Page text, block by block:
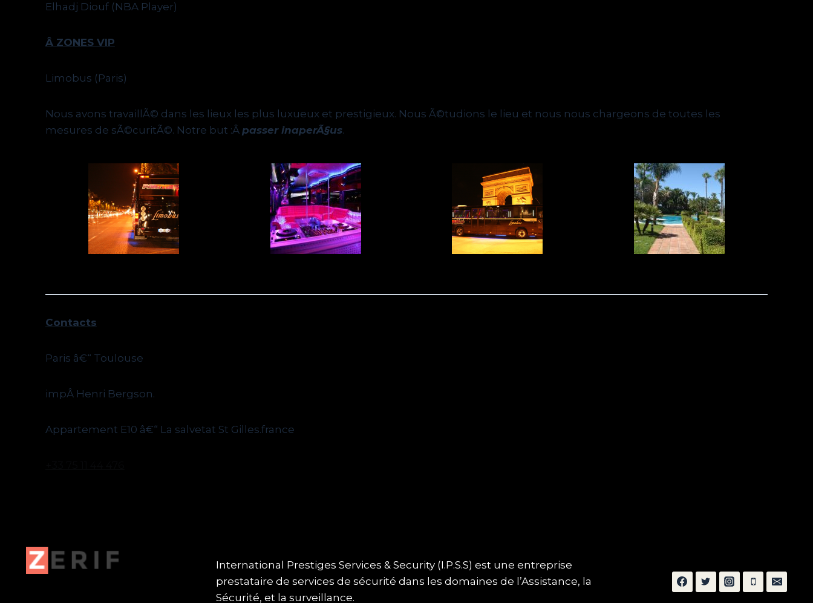
Elhadj Diouf (NBA Player)
Â ZONES VIP
Limobus (Paris)
Nous avons travaillÃ© dans les lieux les plus luxueux et prestigieux. Nous Ã©tudions le lieu et nous nous chargeons de toutes les
mesures de sÃ©curitÃ©. Notre but :Â passer inaperÃ§us.
Contacts
Paris â€“ Toulouse
impÂ Henri Bergson.
Appartement E10 â€“ La salvetat St Gilles.france
International Prestiges Services & Security (I.P.S.S) est une entreprise
prestataire de services de sécurité dans les domaines de l’Assistance, la
Sécurité, et la surveillance.